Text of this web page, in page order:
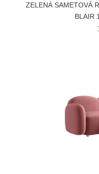
ZELENÁ SAMETOVÁ
BLAIR